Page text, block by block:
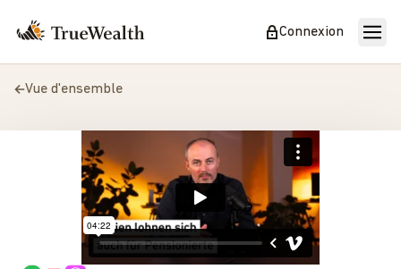
Connexion
Vue d'ensemble